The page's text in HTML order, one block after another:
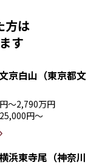
方は
す
京白山（東京都文
〜2,790万円
円〜
浜東寺尾（神奈川